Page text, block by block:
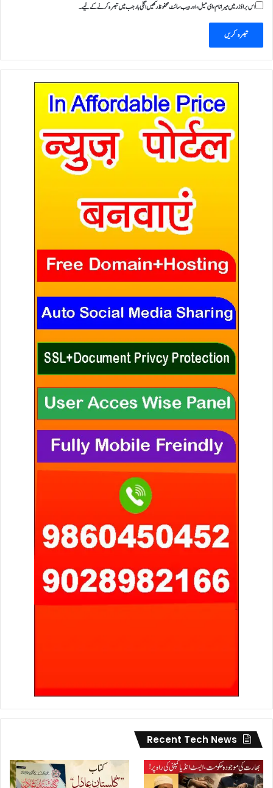
اس براؤزر میں میرا نام، ای میل، اور ویب سائٹ محفوظ رکھیں اگلی بار جب میں تبصرہ کرنے کےلیے۔
Recent Tech News